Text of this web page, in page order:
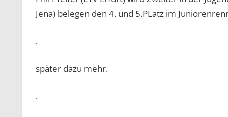
Jena) belegen den 4. und 5.PLatz im
.
später dazu mehr.
.